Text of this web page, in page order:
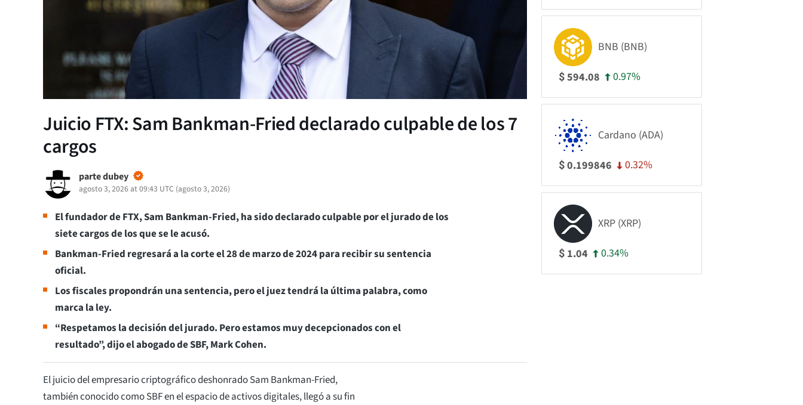
Juicio FTX: Sam Bankman-Fried declarado culpable de los 7
cargos
parte dubey
agosto 3, 2026 at 09:43 UTC (agosto 3, 2026)
El fundador de FTX, Sam Bankman-Fried, ha sido declarado culpable por el jurado de los
siete cargos de los que se le acusó.
Bankman-Fried regresará a la corte el 28 de marzo de 2024 para recibir su sentencia
oficial.
Los fiscales propondrán una sentencia, pero el juez tendrá la última palabra, como
marca la ley.
“Respetamos la decisión del jurado. Pero estamos muy decepcionados con el
resultado”, dijo el abogado de SBF, Mark Cohen.
El juicio del empresario criptográfico deshonrado Sam Bankman-Fried,
también conocido como SBF en el espacio de activos digitales, llegó a su fin
BNB (BNB)
$594.08 0.97%
Cardano (ADA)
$0.199846 0.32%
XRP (XRP)
$ 1.04 0.34%